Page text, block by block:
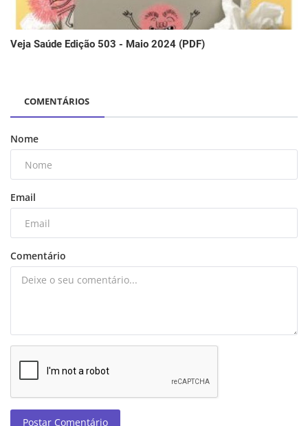
Veja Saúde Edição 503 - Maio 2024 (PDF)
COMENTÁRIOS
Nome
Email
Comentário
Postar Comentário